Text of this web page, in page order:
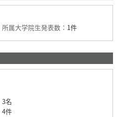
所属大学院生発表数： 1件
3名
4件